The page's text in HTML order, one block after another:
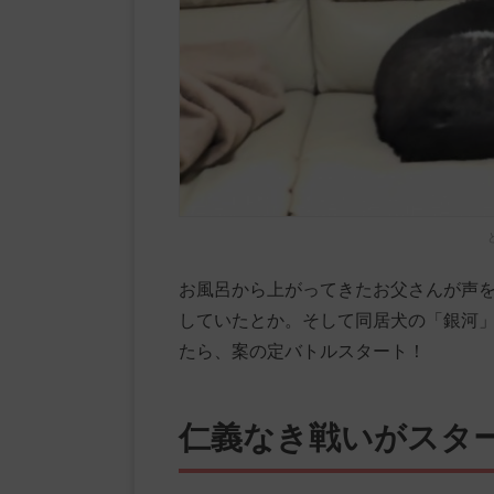
お風呂から上がってきたお父さんが声
していたとか。そして同居犬の「銀河
たら、案の定バトルスタート！
仁義なき戦いがスタ